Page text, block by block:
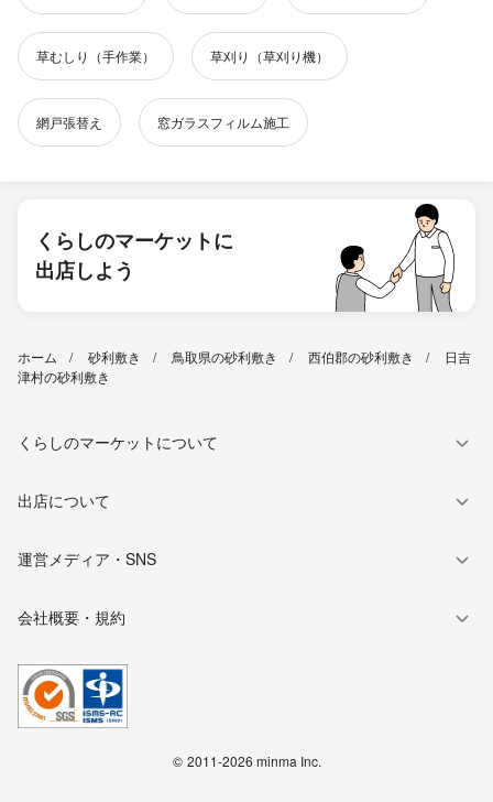
草むしり（手作業） 草刈り（草刈り機）
網戸張替え 窓ガラスフィルム施工
くらしのマーケットに
出店しよう
ホーム 砂利敷き 鳥取県の砂利敷き 西伯郡の砂利敷き
日吉
津村の砂利敷き
くらしのマーケットについて
出店について
運営メディア・SNS
会社概要・規約
© 2011-2026 minma Inc.